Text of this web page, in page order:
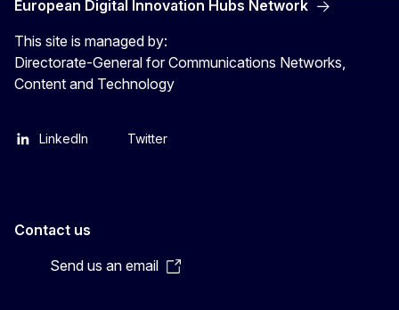
European Digital Innovation Hubs Network
This site is managed by:
Directorate-General for Communications Networks,
Content and Technology
LinkedIn Twitter
Contact us
Send us an email